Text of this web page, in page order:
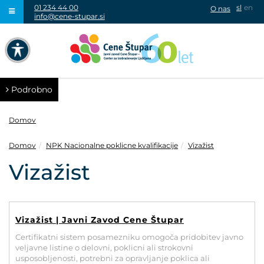
NAVIGACIJA PREKO TIPKOVNICE
01 234 44 00
info@cene-stupar.si
sl en
O nas
Podrobno
Domov
Domov NPK Nacionalne poklicne kvalifikacije Vizažist
Vizažist
Vizažist | Javni Zavod Cene Štupar
Certifikatni sistem posamezniku omogoča pridobitev javno
veljavne listine o delovni, poklicni ali strokovni
usposobljenosti, potrebni za opravljanje poklica ali